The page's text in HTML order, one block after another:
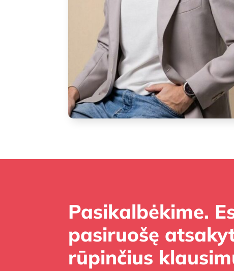
Pasikalbėkime.
pasiruošę
rūpinčius